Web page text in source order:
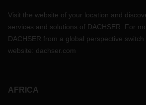
Visit the website of your location and
services and solutions of DACHSER. For
DACHSER from a global perspective
website: dachser.com
AFRICA